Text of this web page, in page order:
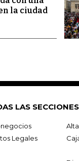
la ciudad
LAS SECCIONES
Legales